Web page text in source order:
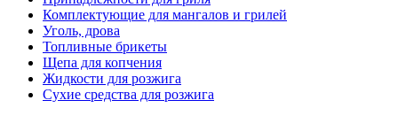
Комплектующие для мангалов и грилей
Уголь, дрова
Топливные брикеты
Щепа для копчения
Жидкости для розжига
Сухие средства для розжига